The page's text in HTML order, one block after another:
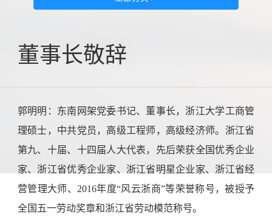
董事长敬辞
郭明明：东南网架党委书记、董事长，浙江大学工商管
理硕士，中共党员，高级工程师，高级经济师。浙江省
第九、十届、十四届人大代表，先后荣获全国优秀企业
家、浙江省优秀企业家、浙江省明星企业家、浙江省经
营管理大师、2016年度“风云浙商”等荣誉称号，被授予
全国五一劳动奖章和浙江省劳动模范称号。